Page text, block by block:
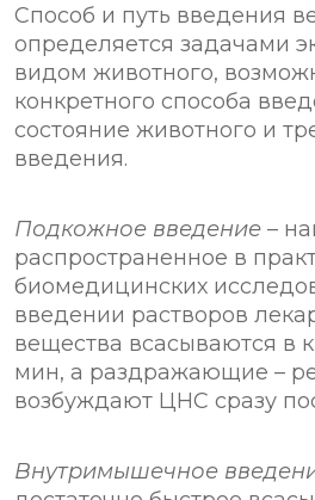
Способ и путь введения
определяется задачами
видом животного,
конкретного способа
состояние животного и
введения.
Подкожное введение –
распространенное в
биомедицинских
введении растворов
вещества всасываются в
мин, а раздражающие –
возбуждают ЦНС сразу
Внутримышечное